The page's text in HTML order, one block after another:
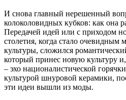
И снова главный нерешенный
колоколовидных кубков: как она
Передачей идей или с приходом
столетия, когда стало очевидным
культуры, сложился
который принес новую культуру
– эхо националистической
культурой шнуровой керамики,
эти идеи вышли из моды.